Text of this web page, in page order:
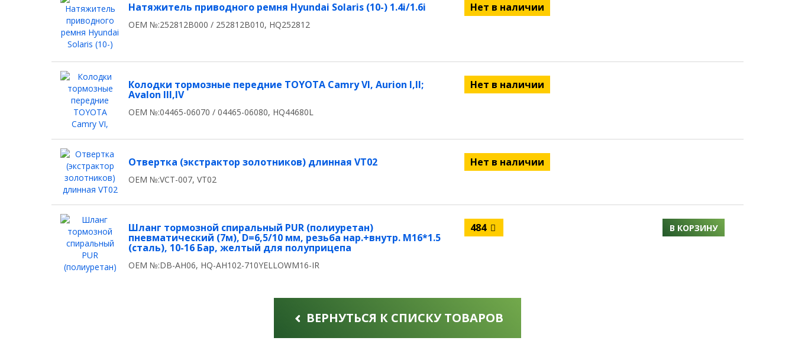
Натяжитель приводного ремня Hyundai Solaris (10-) 1.4i/1.6i
OEM №:252812B000 / 252812B010, HQ252812
Нет в наличии
Колодки тормозные передние TOYOTA Camry VI, Aurion I,II;
Avalon III,IV
OEM №:04465-06070 / 04465-06080, HQ44680L
Нет в наличии
Отвертка (экстрактор золотников) длинная VT02
OEM №:VCT-007, VT02
Нет в наличии
Шланг тормозной спиральный PUR (полиуретан)
пневматический (7м), D=6,5/10 мм, резьба нар.+внутр. M16*1.5
(сталь), 10-16 Бар, желтый для полуприцепа
OEM №:DB-AH06, HQ-AH102-710YELLOWM16-IR
484 В КОРЗИНУ
ВЕРНУТЬСЯ К СПИСКУ ТОВАРОВ